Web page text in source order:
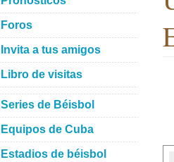
Foros
Invita a tus amigos
Libro de visitas
Series de Béisbol
Equipos de Cuba
Estadios de béisbol